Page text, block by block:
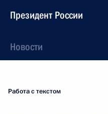
Президент России
Новости
Работа с текстом